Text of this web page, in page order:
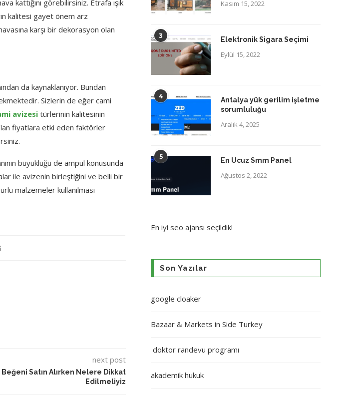
kattığını görebilirsiniz. Etrafa ışık
kalitesi gayet önem arz
karşı bir dekorasyon olan
da kaynaklanıyor. Bundan
Sizlerin de eğer cami
avizesitürlerinin kalitesinin
fiyatlara etki eden faktörler
büyüklüğü de ampul konusunda
ile avizenin birleştiğini ve belli bir
malzemeler kullanılması
next post
Beğeni Satın Alırken Nelere Dikkat
Edilmeliyiz
Kasım 15, 2022
3 Elektronik Sigara Seçimi
Eylül 15, 2022
4
Antalya yük gerilim işletme
sorumluluğu
Aralık 4, 2025
5 En Ucuz Smm Panel
Ağustos 2, 2022
En iyi seo ajansı seçildik!
Son Yazılar
google cloaker
Bazaar & Markets in Side Turkey
doktor randevu programı
akademik hukuk